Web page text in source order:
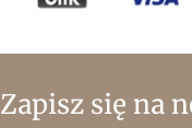
Zapisz się na